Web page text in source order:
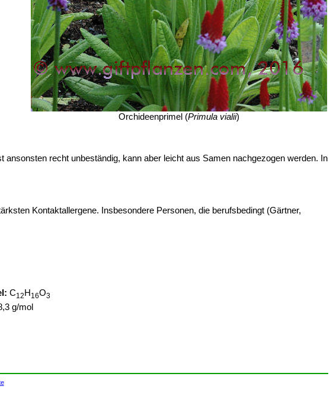
Orchideenprimel (Primula vialii)
recht unbeständig, kann aber leicht aus Samen nachgezogen werden. In
Kontaktallergene. Insbesondere Personen, die berufsbedingt (Gärtner,
C12 H 16O3
g/mol